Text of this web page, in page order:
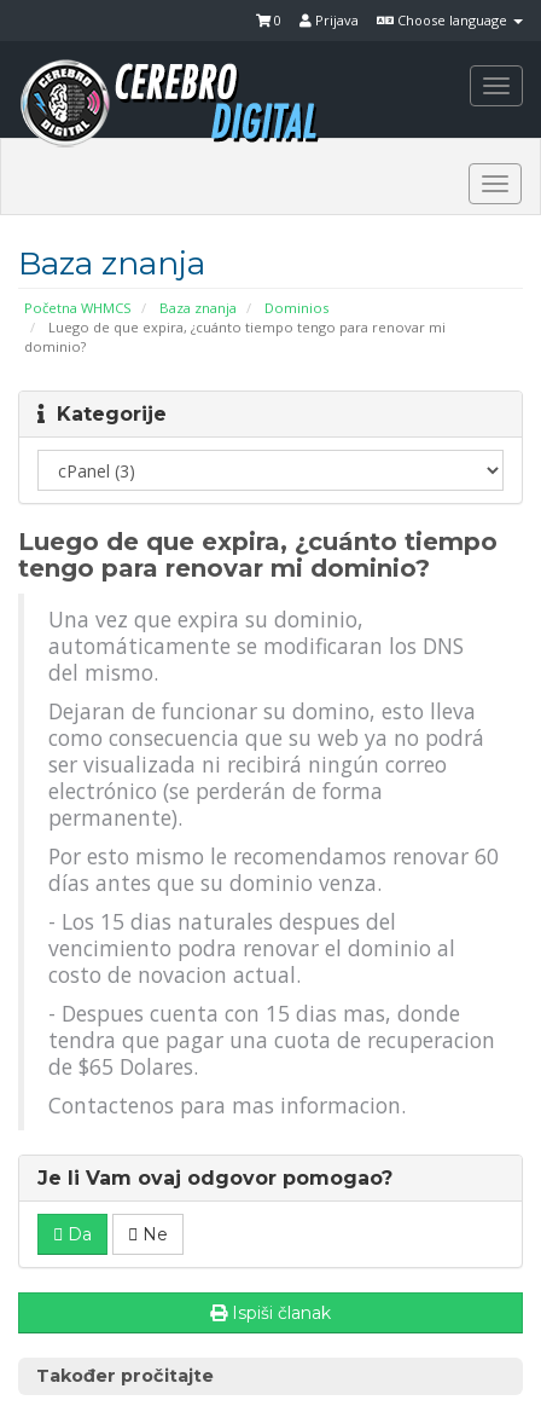
Choose language
Prijava
0
Baza znanja
Početna WHMCS Baza znanja
Dominios
Luego de que expira, ¿cuánto tiempo tengo para renovar mi
dominio?
Kategorije
Luego de que expira, ¿cuánto tiempo
tengo para renovar mi dominio?
Una vez que expira su dominio,
automáticamente se modificaran los DNS
del mismo.
Dejaran de funcionar su domino, esto lleva
como consecuencia que su web ya no podrá
ser visualizada ni recibirá ningún correo
electrónico (se perderán de forma
permanente).
Por esto mismo le recomendamos renovar 60
días antes que su dominio venza.
- Los 15 dias naturales despues del
vencimiento podra renovar el dominio al
costo de novacion actual.
- Despues cuenta con 15 dias mas, donde
tendra que pagar una cuota de recuperacion
de $65 Dolares.
Contactenos para mas informacion.
Je li Vam ovaj odgovor pomogao?
Da Ne
Ispiši članak
Također pročitajte